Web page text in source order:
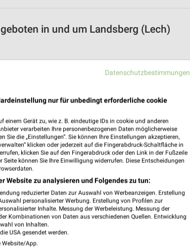
in und um Landsberg (Lech)
Datenschutzbestimmungen
nur für unbedingt erforderliche cookie
Gerät zu, wie z. B. eindeutige IDs in cookie und anderen
verarbeiten Ihre personenbezogenen Daten möglicherweise
die „Einstellungen“. Sie können Ihre Einstellungen akzeptieren,
klicken oder jederzeit auf die Fingerabdruck-Schaltfläche in
klicken Sie auf den Fingerabdruck oder den Link in der Fußzeile
können Sie Ihre Einwilligung widerrufen. Diese Entscheidungen
Website zu analysieren und Folgendes zu tun:
reduzierter Daten zur Auswahl von Werbeanzeigen. Erstellung
personalisierter Werbung. Erstellung von Profilen zur
Inhalte. Messung der Werbeleistung. Messung der
Kombinationen von Daten aus verschiedenen Quellen. Entwicklung
von Inhalten.
USA gesendet werden.
Website/App.